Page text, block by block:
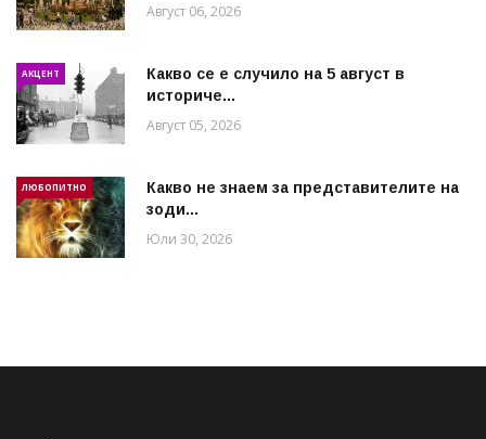
Август 06, 2026
АКЦЕНТ
Какво се е случило на 5 август в
историче...
Август 05, 2026
ЛЮБОПИТНО
Какво не знаем за представителите на
зоди...
Юли 30, 2026